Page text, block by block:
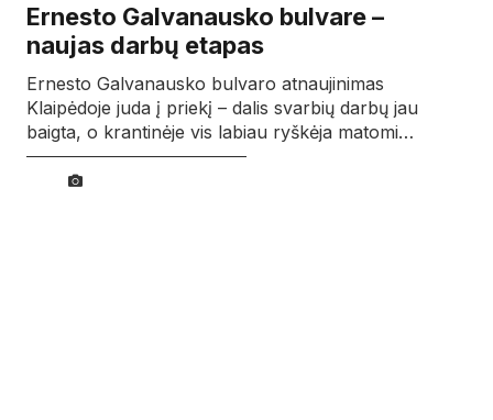
Ernesto Galvanausko bulvare –
naujas darbų etapas
Ernesto Galvanausko bulvaro atnaujinimas
Klaipėdoje juda į priekį – dalis svarbių darbų jau
baigta, o krantinėje vis labiau ryškėja matomi…